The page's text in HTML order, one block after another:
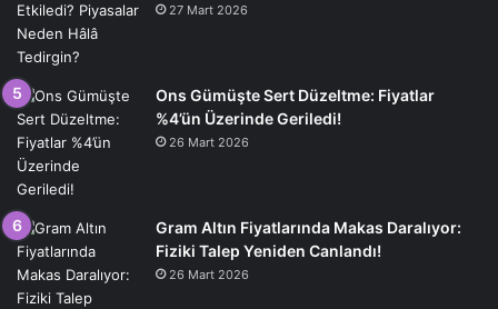
27 Mart 2026
Ons Gümüşte Sert Düzeltme: Fiyatlar
%4’ün Üzerinde Geriledi!
26 Mart 2026
Gram Altın Fiyatlarında Makas Daralıyor:
Fiziki Talep Yeniden Canlandı!
26 Mart 2026